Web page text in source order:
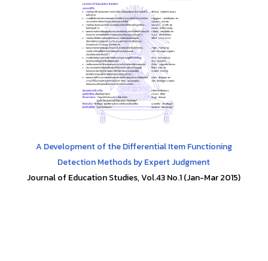
A Development of the Differential Item Functioning
Detection Methods by Expert Judgment
Journal of Education Studies, Vol.43 No.1 (Jan-Mar 2015)